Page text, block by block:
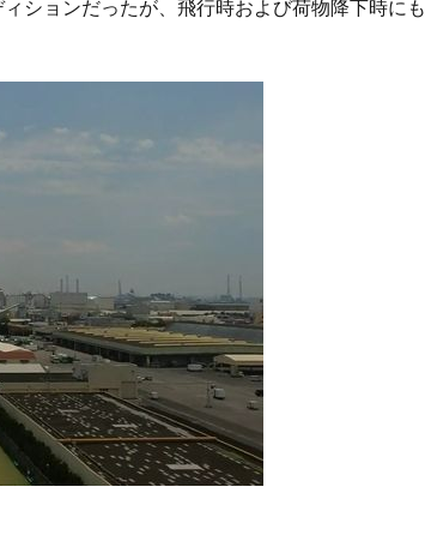
ションだったが、飛行時および荷物降下時にも